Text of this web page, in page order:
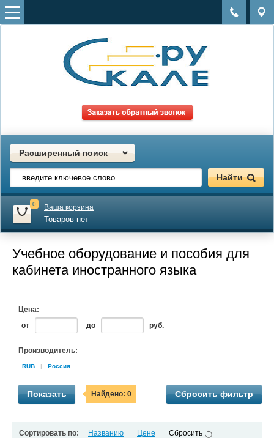
Расширенный поиск
0 Ваша корзина
Товаров нет
Учебное оборудование и пособия для
кабинета иностранного языка
Цена:
от
до руб.
Производитель:
RUB | Россия
Показать Найдено: 0 Сбросить фильтр
Сортировать по: Названию Цене Сбросить